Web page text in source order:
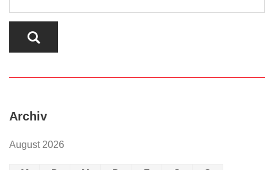
Archiv
August 2026